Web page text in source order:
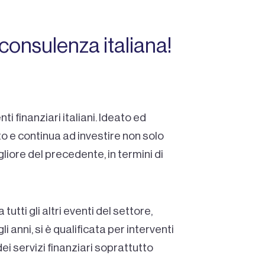
italiana!
finanziari italiani. Ideato ed
e continua ad investire non solo
del precedente, in termini di
tutti gli altri eventi del settore,
anni, si è qualificata per interventi
servizi finanziari soprattutto